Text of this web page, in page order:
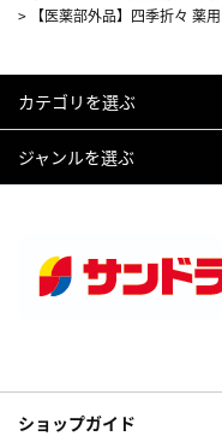
>
【医薬部外品】四季折々 薬
カテゴリを選ぶ
ジャンルを選ぶ
ショップガイド